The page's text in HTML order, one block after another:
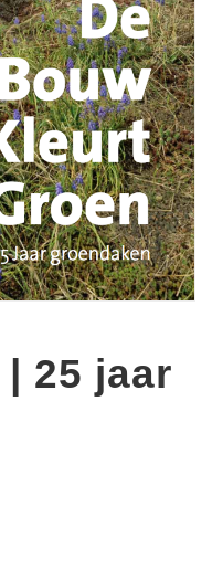
25 jaar